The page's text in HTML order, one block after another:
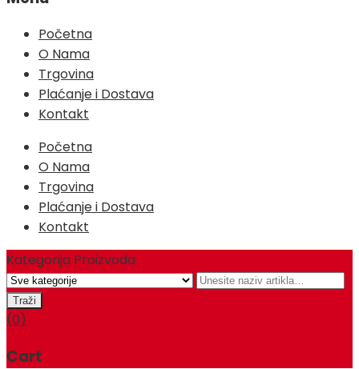
Skip
content
Početna
O Nama
Trgovina
Plaćanje i Dostava
Kontakt
Početna
O Nama
Trgovina
Plaćanje i Dostava
Kontakt
Kategorija Proizvoda
(0)
Cart